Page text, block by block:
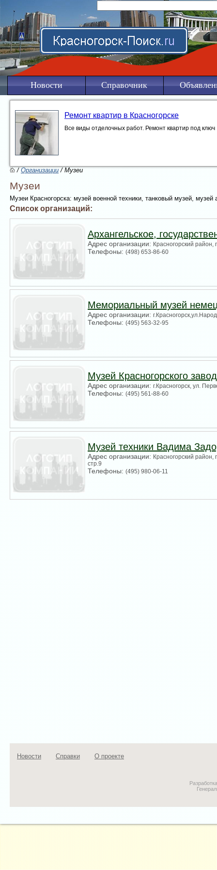
Новости Справочник
Ремонт квартир в Красногорске
Все виды отделочных работ. Ремонт квартир под ключ
/Организации/ Музеи
Музеи
Музеи Красногорска: музей военной техники, танковый музей, музей
Список организаций:
Архангельское,
Адрес организации: Красногорский район,
Телефоны:(498) 653-86-60
Мемориальный музей
Адрес организации:
Телефоны:(495) 563-32-95
Музей Красногорского
Адрес организации:г.Красногорск, ул.
Телефоны:(495) 561-88-60
Музей техники Вадима
Адрес организации: Красногорский район,
стр.9
Телефоны:(495) 980-06-11
Новости Справки О проекте